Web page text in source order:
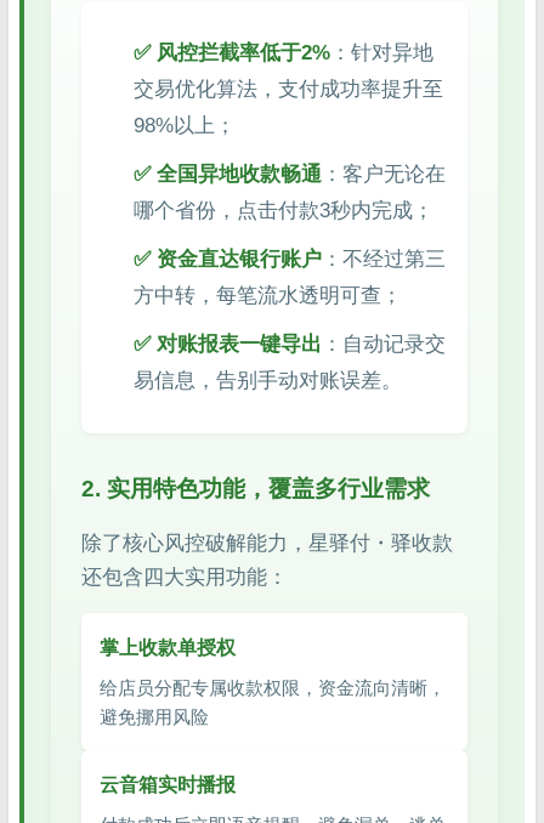
✅ 风控拦截率低于2% ：针对异地
交易优化算法，支付成功率提升至
98%以上；
✅ 全国异地收款畅通 ：客户无论在
哪个省份，点击付款3秒内完成；
✅ 资金直达银行账户 ：不经过第三
方中转，每笔流水透明可查；
✅ 对账报表一键导出 ：自动记录交
易信息，告别手动对账误差。
2. 实用特色功能，覆盖多行业需求
除了核心风控破解能力，星驿付・驿收款
还包含四大实用功能：
掌上收款单授权
给店员分配专属收款权限，资金流向清晰，
避免挪用风险
云音箱实时播报